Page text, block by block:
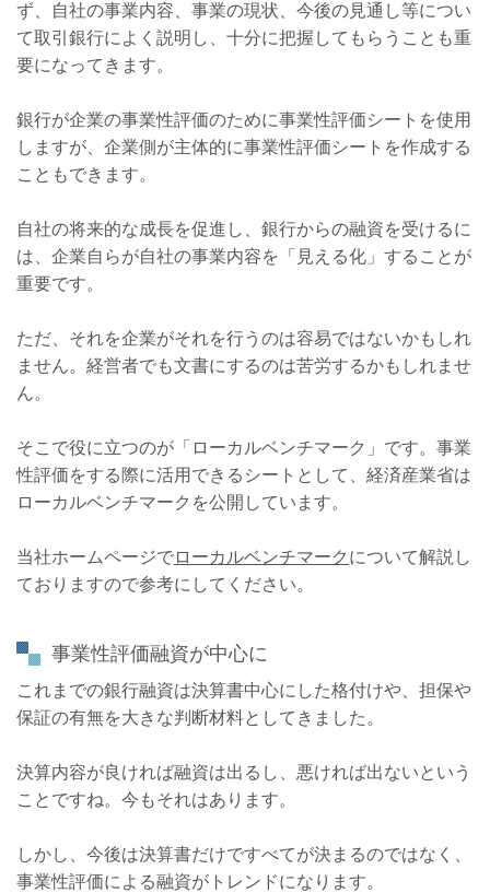
ず、自社の事業内容、事業の現状、今後の見通し等につい
て取引銀行によく説明し、十分に把握してもらうことも重
要になってきます。
銀行が企業の事業性評価のために事業性評価シートを使用
しますが、企業側が主体的に事業性評価シートを作成する
こともできます。
自社の将来的な成長を促進し、銀行からの融資を受けるに
は、企業自らが自社の事業内容を「見える化」することが
重要です。
ただ、それを企業がそれを行うのは容易ではないかもしれ
ません。経営者でも文書にするのは苦労するかもしれませ
ん。
そこで役に立つのが「ローカルベンチマーク」です。事業
性評価をする際に活用できるシートとして、経済産業省は
ローカルベンチマークを公開しています。
当社ホームページでローカルベンチマーク について解説し
ておりますので参考にしてください。
事業性評価融資が中心に
これまでの銀行融資は決算書中心にした格付けや、担保や
保証の有無を大きな判断材料としてきました。
決算内容が良ければ融資は出るし、悪ければ出ないという
ことですね。今もそれはあります。
しかし、今後は決算書だけですべてが決まるのではなく、
事業性評価による融資がトレンドになります。